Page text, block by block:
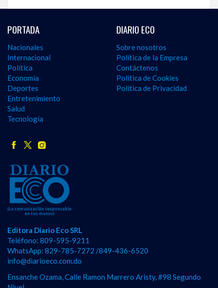
PORTADA
Nacionales
Internacional
Política
Economía
Deportes
Entretenimiento
Salud
Tecnología
DIARIO ECO
Sobre nosotros
Política de la Empresa
Contáctenos
Política de Cookies
Política de Privacidad
Editora Diario Eco SRL
Teléfono: 809-595-9211
WhatsApp: 829-785-7272 /849-436-6520
info@diarioeco.com.do
Ensanche Ozama, Calle Ramon Marrero Aristy, #98 Segundo